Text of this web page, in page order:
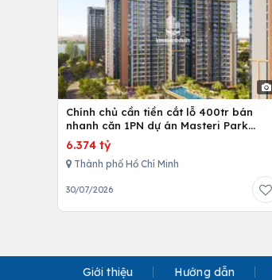
Chính chủ cần tiền cắt lỗ 400tr bán
nhanh căn 1PN dự án Masteri Park
Place
6.374 tỷ
Thành phố Hồ Chí Minh
30/07/2026
Giới thiệu Hướng dẫn